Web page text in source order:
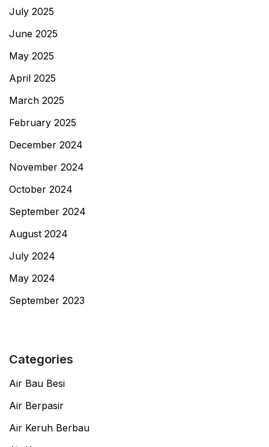
July 2025
June 2025
May 2025
April 2025
March 2025
February 2025
December 2024
November 2024
October 2024
September 2024
August 2024
July 2024
May 2024
September 2023
Categories
Air Bau Besi
Air Berpasir
Air Keruh Berbau